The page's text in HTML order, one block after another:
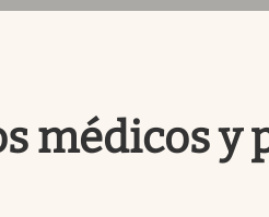
médicos y